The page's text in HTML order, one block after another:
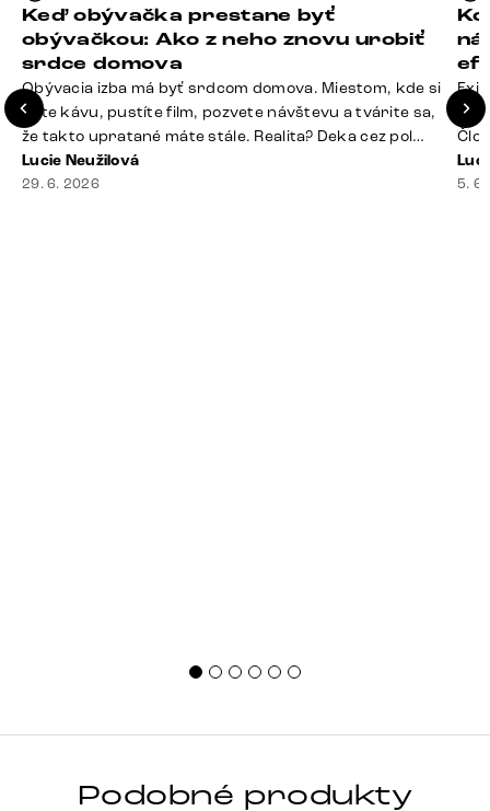
Keď obývačka prestane byť
obývačkou: Ako z neho znovu urobiť
srdce domova
Obývacia izba má byť srdcom domova. Miestom, kde si
dáte kávu, pustíte film, pozvete návštevu a tvárite sa,
že takto upratané máte stále. Realita? Deka cez pol
sedačky, ovládač záhadne zmizol, konferenčný stolík
slúži ako odkladisko všetkého od účteniek po balzam
Lucie Neužilová
29. 6. 2026
si
5.
Podobné produkty